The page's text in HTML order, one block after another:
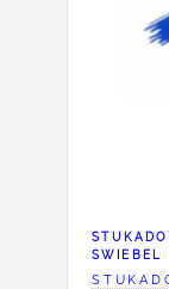
SWIEBEL